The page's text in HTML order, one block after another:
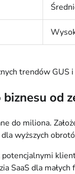
trendów
od
do miliona.
wyższych
SaaS dla